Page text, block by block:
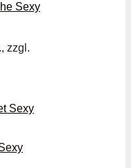
Sexy
zzgl.